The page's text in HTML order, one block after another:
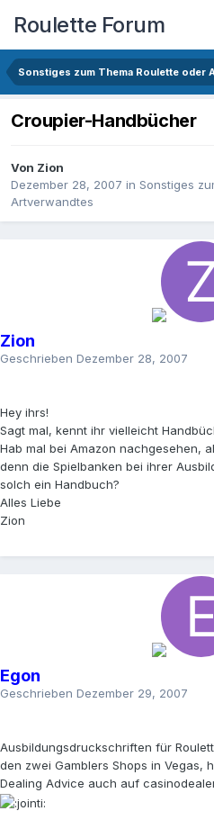
Roulette Forum
Sonstiges zum Thema Roulette oder
Croupier-Handbücher
Von Zion
Dezember 28, 2007 in Sonstiges
Artverwandtes
Zion
Geschrieben Dezember 28, 2007
Hey ihrs!
Sagt mal, kennt ihr vielleicht
Hab mal bei Amazon nachgesehen,
denn die Spielbanken bei ihrer
solch ein Handbuch?
Alles Liebe
Zion
Egon
Geschrieben Dezember 29, 2007
Ausbildungsdruckschriften für
den zwei Gamblers Shops in Vegas,
Dealing Advice auch auf